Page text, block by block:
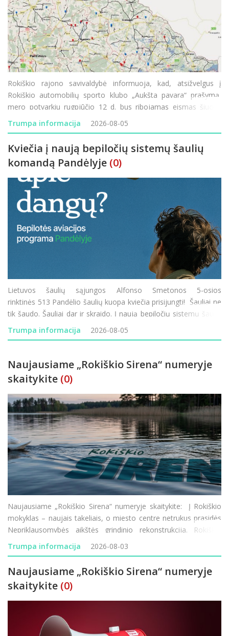
Rokiškio rajono savivaldybė informuoja, kad, atsižvelgus į
Rokiškio automobilių sporto klubo „Aukšta pavara“ prašymą,
mero potvarkiu rugpjūčio 12 d. bus ribojamas eismas šiuose
rajono vietinės reikšmės keliuose: JD-70 „Prūseliai–Pa
Trumpa informacija 2026-08-05
Kviečia į naują bepiločių sistemų šaulių
komandą Pandėlyje (0)
Lietuvos šaulių sąjungos Alfonso Smetonos 5-osios
rinktinės 513 Pandėlio šaulių kuopa kviečia prisijungti! Šauliai ne
tik šaudo. Šauliai dar ir skraido. Į naują bepiločių sistemų šaulių
komandą Pandėlyje kviečiame visus – ir tuos, kurie tu
Trumpa informacija 2026-08-05
Naujausiame „Rokiškio Sirena“ numeryje
skaitykite (0)
Naujausiame „Rokiškio Sirena“ numeryje skaitykite: Į Rokiškio
mokyklas – naujais takeliais, o miesto centre netrukus prasidės
Nepriklausomybės aikštės grindinio rekonstrukcija. Rokiškio
vardu žais moterų krepšinio komanda, tačiau joje ko
Trumpa informacija 2026-08-03
Naujausiame „Rokiškio Sirena“ numeryje
skaitykite (0)